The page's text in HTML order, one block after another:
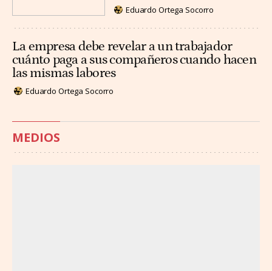
Eduardo Ortega Socorro
La empresa debe revelar a un trabajador
cuánto paga a sus compañeros cuando hacen
las mismas labores
Eduardo Ortega Socorro
MEDIOS